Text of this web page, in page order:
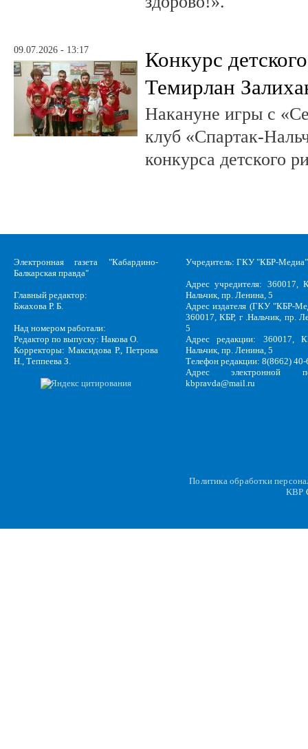
09.07.2026 - 13:17
Конкурс
Темирлан
Накануне игры с
клуб «Спартак-
конкурса детского
Электронная газета "Кабардино-
Балкарская правда"
Главный редактор:
Бжахова Р. Б.
Над номером работали:
Редактор по выпуску: Накова О.
Корректоры: Максидова Р., Петрова
Н., Теппеева З.
Учредитель: ГКУ "КБР-Медиа"
Адрес учредителя: 360017,
Нальчик, пр. Ленина, 5
Адрес издателя (ГКУ "КБР-
360017, КБР, г .Нальчик, пр.
5
Адрес редакции: 360017,
Нальчик, пр. Ленина, 5
Телефон редакции: 8(8662)
Адрес электронной
kbpravda@mail.ru
Политика обработки
KBP